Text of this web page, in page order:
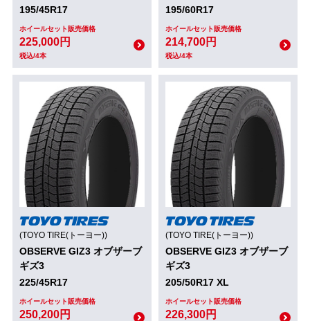
195/45R17
ホイールセット販売価格
225,000円
税込/4本
195/60R17
ホイールセット販売価格
214,700円
税込/4本
(TOYO TIRE(トーヨー))
OBSERVE GIZ3 オブザーブ
ギズ3
225/45R17
ホイールセット販売価格
250,200円
(TOYO TIRE(トーヨー))
OBSERVE GIZ3 オブザーブ
ギズ3
205/50R17 XL
ホイールセット販売価格
226,300円